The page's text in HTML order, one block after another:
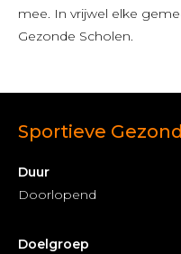
mee. In vrijwel elke
Gezonde Scholen.
Sportieve
Duur
Doorlopend
Doelgroep